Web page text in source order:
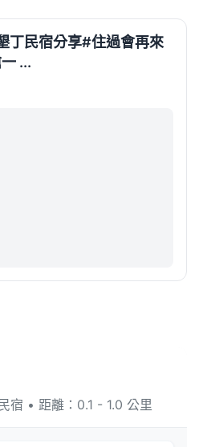
丁民宿分享#住過會再來
...
宿 • 距離：0.1 - 1.0 公里